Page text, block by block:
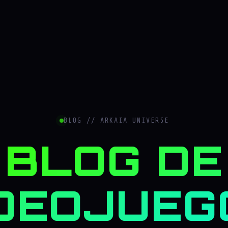
BLOG // ARKAIA UNIVERSE
BLOG DE